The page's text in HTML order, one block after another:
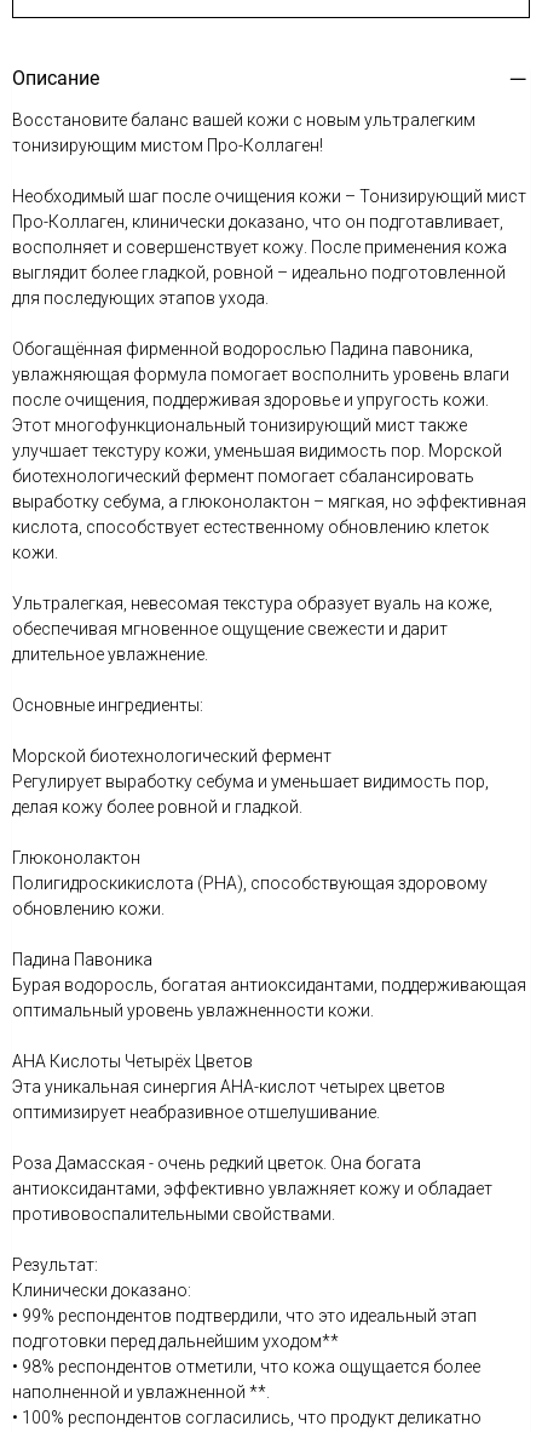
Описание
Восстановите баланс вашей кожи с новым ультралегким
тонизирующим мистом Про-Коллаген!
Необходимый шаг после очищения кожи – Тонизирующий мист
Про-Коллаген, клинически доказано, что он подготавливает,
восполняет и совершенствует кожу. После применения кожа
выглядит более гладкой, ровной – идеально подготовленной
для последующих этапов ухода.
Обогащённая фирменной водорослью Падина павоника,
увлажняющая формула помогает восполнить уровень влаги
после очищения, поддерживая здоровье и упругость кожи.
Этот многофункциональный тонизирующий мист также
улучшает текстуру кожи, уменьшая видимость пор. Морской
биотехнологический фермент помогает сбалансировать
выработку себума, а глюконолактон – мягкая, но эффективная
кислота, способствует естественному обновлению клеток
кожи.
Ультралегкая, невесомая текстура образует вуаль на коже,
обеспечивая мгновенное ощущение свежести и дарит
длительное увлажнение.
Основные ингредиенты:
Морской биотехнологический фермент
Регулирует выработку себума и уменьшает видимость пор,
делая кожу более ровной и гладкой.
Глюконолактон
Полигидроскикислота (PHA), способствующая здоровому
обновлению кожи.
Падина Павоника
Бурая водоросль, богатая антиоксидантами, поддерживающая
оптимальный уровень увлажненности кожи.
AHA Кислоты Четырёх Цветов
Эта уникальная синергия AHA-кислот четырех цветов
оптимизирует неабразивное отшелушивание.
Роза Дамасская - очень редкий цветок. Она богата
антиоксидантами, эффективно увлажняет кожу и обладает
противовоспалительными свойствами.
Результат:
Клинически доказано:
• 99% респондентов подтвердили, что это идеальный этап
подготовки перед дальнейшим уходом**
• 98% респондентов отметили, что кожа ощущается более
наполненной и увлажненной **.
• 100% респондентов согласились, что продукт деликатно